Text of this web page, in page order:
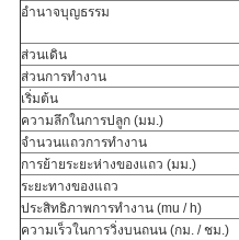
อำนาจบุญธรรม
ส่วนเดิน
ส่วนการทำงาน
เริ่มต้น
ความลึกในการปลูก (มม.)
จำนวนแถวการทำงาน
การย้ายระยะห่างของแถว (มม.)
ระยะทางของแถว
ประสิทธิภาพการทำงาน (mu / h)
ความเร็วในการวิ่งบนถนน (กม. / ชม.)